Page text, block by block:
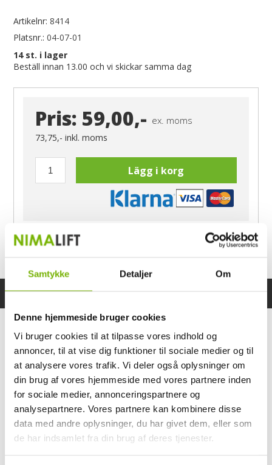
Samtykke Detaljer Om
Denne hjemmeside bruger cookies
Vi bruger cookies til at tilpasse vores indhold og
annoncer, til at vise dig funktioner til sociale medier og til
at analysere vores trafik. Vi deler også oplysninger om
din brug af vores hjemmeside med vores partnere inden
for sociale medier, annonceringspartnere og
analysepartnere. Vores partnere kan kombinere disse
data med andre oplysninger, du har givet dem, eller som
de har indsamlet fra din brug af deres tjenester.
Artikelnr: 8414
Platsnr.: 04-07-01
14st. i lager
Beställ innan 13.00 och vi skickar samma dag
Pris: 59,00,- ex. moms
73,75,-inkl. moms
Lägg i korg